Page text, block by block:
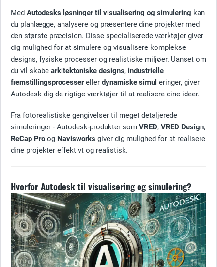
Med Autodesks løsninger til visualisering og simulering kan
du planlægge, analysere og præsentere dine projekter med
den største præcision. Disse specialiserede værktøjer giver
dig mulighed for at simulere og visualisere komplekse
designs, fysiske processer og realistiske miljøer. Uanset om
du vil skabe arkitektoniske designs, industrielle
fremstillingsprocessereller dynamiske simul eringer, giver
Autodesk dig de rigtige værktøjer til at realisere dine ideer.
Fra fotorealistiske gengivelser til meget detaljerede
simuleringer - Autodesk-produkter som VRED, VRED Design,
ReCap Pro og Navisworks giver dig mulighed for at realisere
dine projekter effektivt og realistisk.
Hvorfor Autodesk til visualisering og simulering?